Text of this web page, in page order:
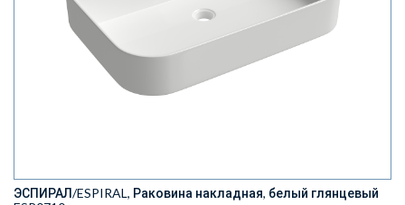
ЭСПИРАЛ/ESPIRAL, Раковина накладная, белый глянцевый